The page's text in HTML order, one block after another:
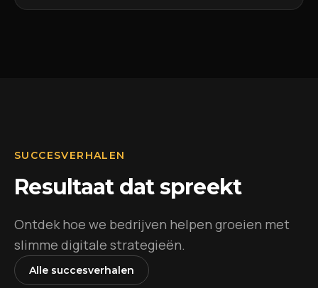
SUCCESVERHALEN
Resultaat dat spreekt
Ontdek hoe we bedrijven helpen groeien met
slimme digitale strategieën.
Alle succesverhalen